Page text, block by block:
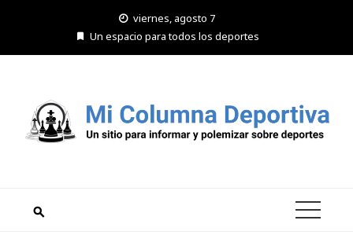
viernes, agosto 7
Un espacio para todos los deportes